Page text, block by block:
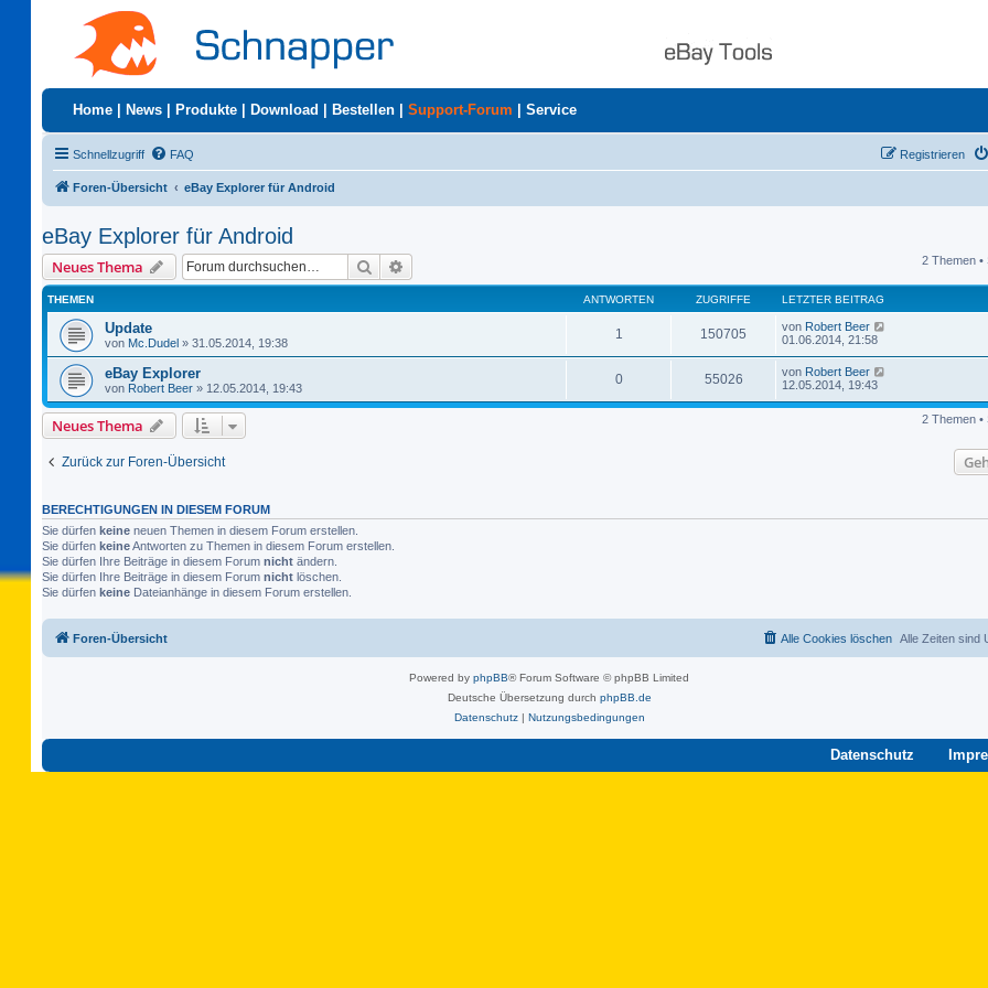
Home News Produkte Download Bestellen Support-Forum Service
Schnellzugriff FAQ Registrieren
Foren-Übersicht eBay Explorer für Android
eBay Explorer für Android
Neues Thema Suche 2 Themen •
THEMEN ANTWORTEN ZUGRIFFE LETZTER BEITRAG
Update
von Mc.Dudel » 31.05.2014, 19:38
1 150705 von Robert Beer
01.06.2014, 21:58
eBay Explorer
von Robert Beer » 12.05.2014, 19:43
0 55026 von Robert Beer
12.05.2014, 19:43
Neues Thema 2 Themen •
Zurück zur Foren-Übersicht
BERECHTIGUNGEN IN DIESEM FORUM
Sie dürfen keine neuen Themen in diesem Forum erstellen.
Sie dürfen keineAntworten zu Themen in diesem Forum erstellen.
Sie dürfen Ihre Beiträge in diesem Forum nicht ändern.
Sie dürfen Ihre Beiträge in diesem Forum nicht löschen.
Sie dürfen keine Dateianhänge in diesem Forum erstellen.
Foren-Übersicht Alle Zeiten sind
Alle Cookies löschen
Powered by phpBB® Forum Software © phpBB Limited
Deutsche Übersetzung durch phpBB.de
Datenschutz| Nutzungsbedingungen
Datenschutz